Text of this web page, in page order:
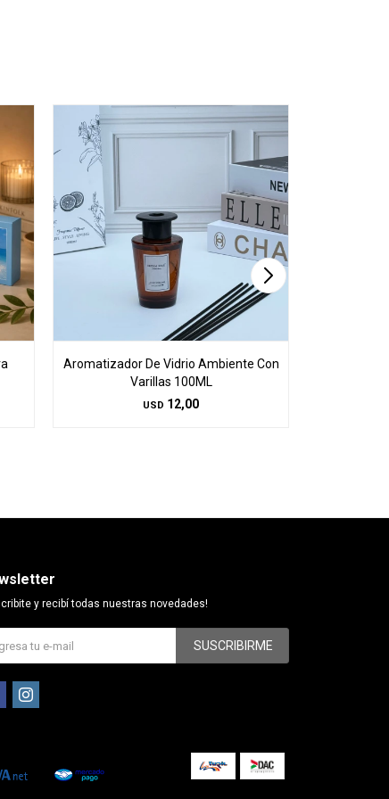
Aromatizador De Vidrio Ambiente Con
Varillas 100ML
USD 12,00
y recibí todas nuestras novedades!
SUSCRIBIRME
